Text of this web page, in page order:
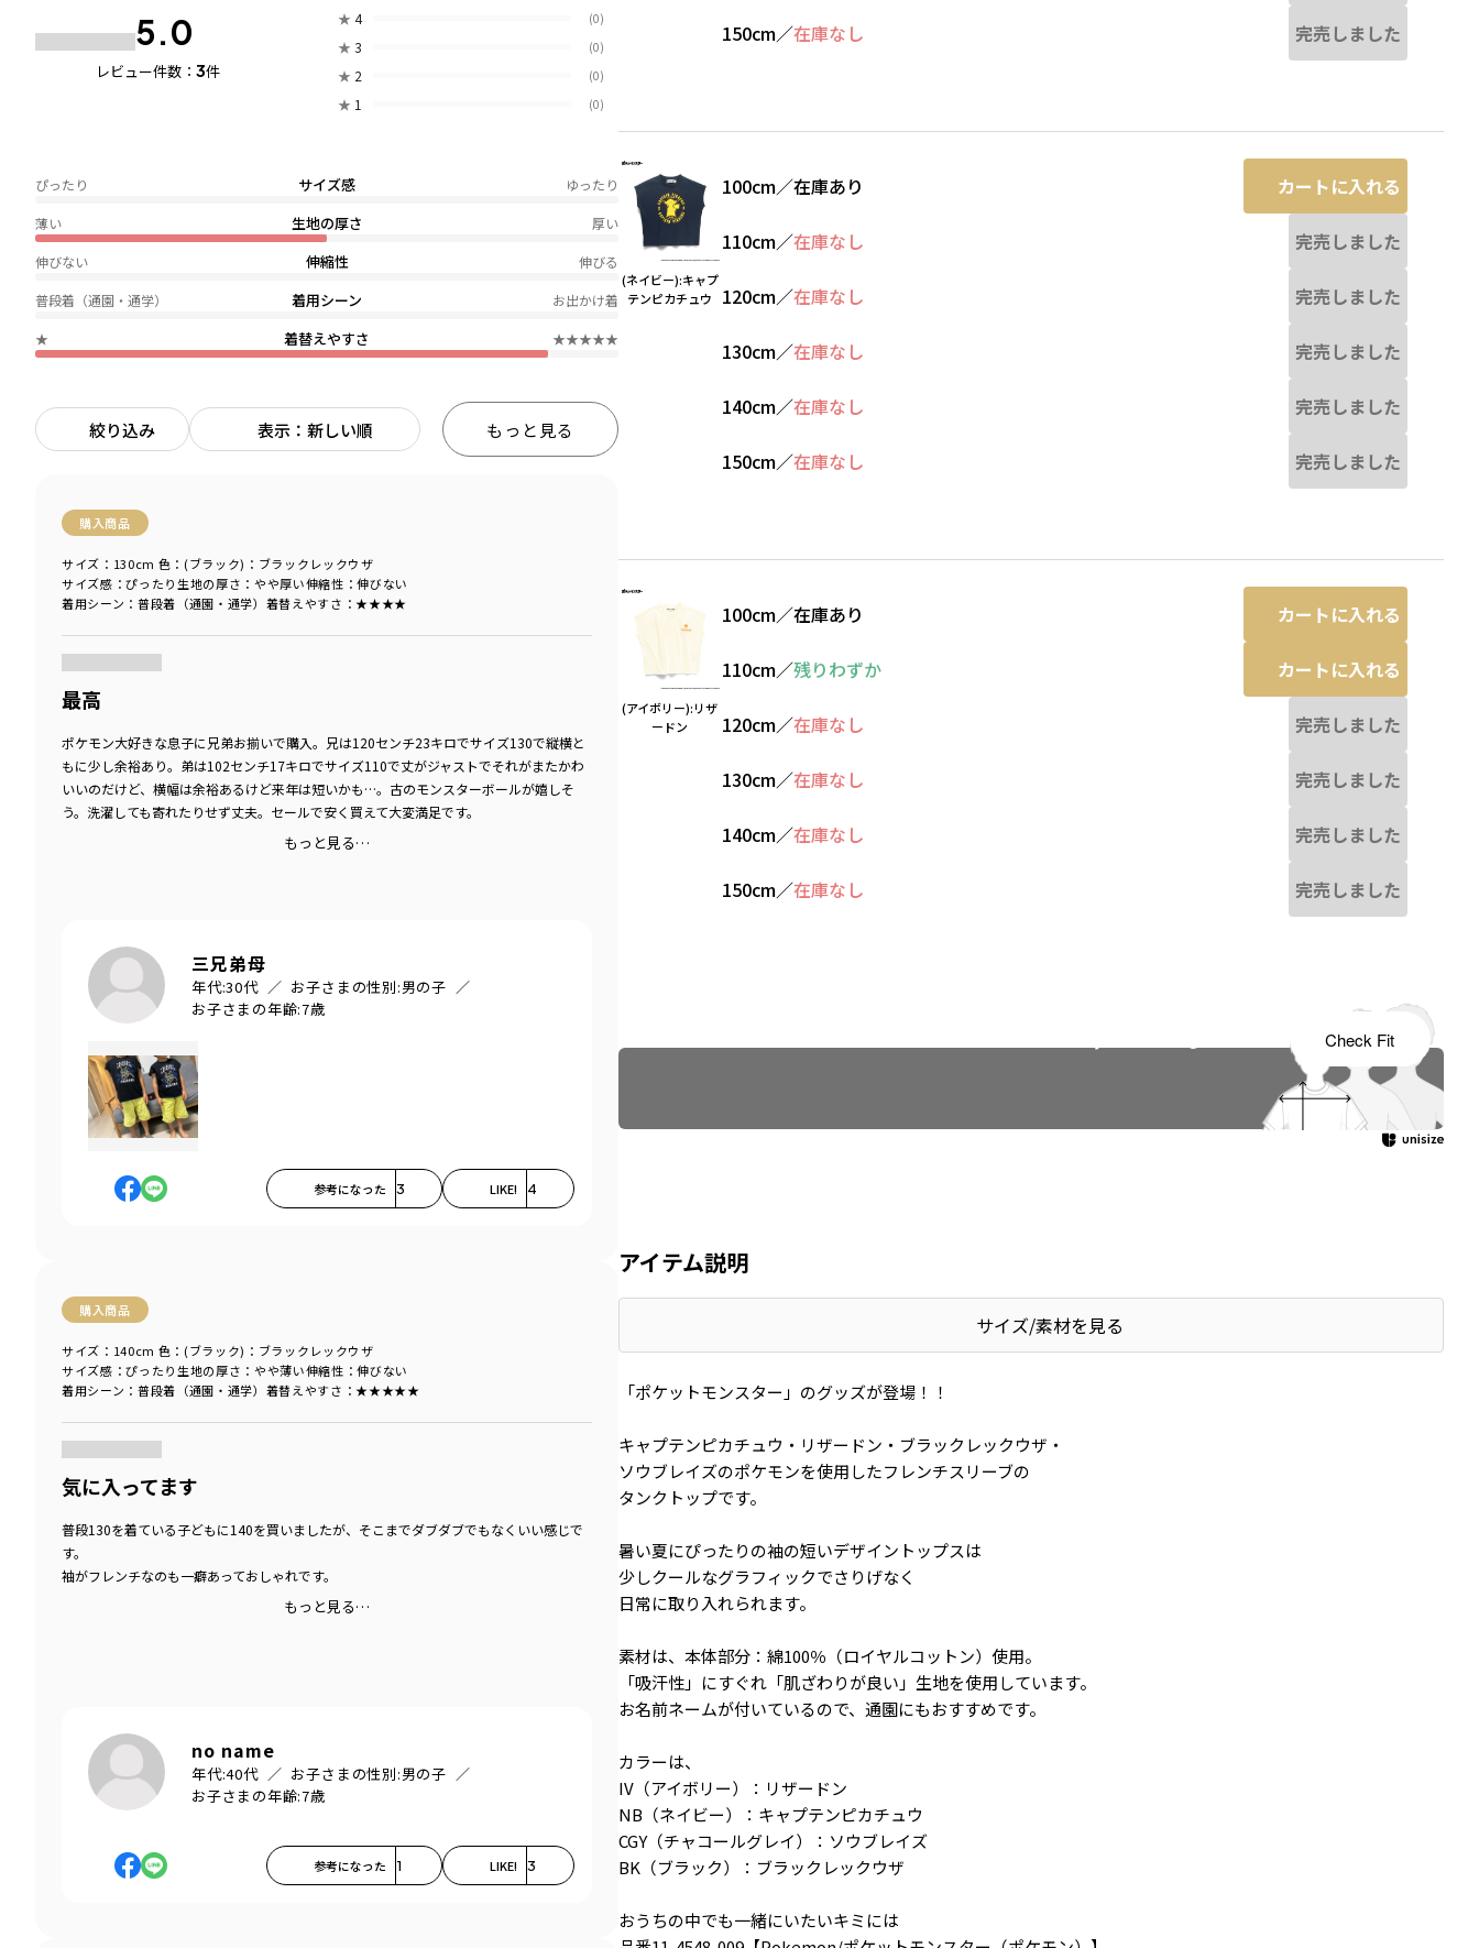
5.0
レビュー件数： 3件
★ 4 (0)
★ 3 (0)
★ 2 (0)
★ 1 (0)
サイズ感
ぴったり ゆったり
生地の厚さ
薄い 厚い
伸縮性
伸びない 伸びる
着用シーン
普段着（通園・通学） お出かけ着
着替えやすさ
★ ★★★★★
絞り込み 表示：新しい順 もっと見る
購入商品
サイズ感 ：ぴったり 生地の厚さ ：やや厚い伸縮性 ：伸びない
着用シーン ：普段着（通園・通学） 着替えやすさ ：★★★★
サイズ：130cm 色：(ブラック)：ブラックレックウザ
最高
ポケモン大好きな息子に兄弟お揃いで購入。兄は120センチ23キロでサイズ130で縦横と
もに少し余裕あり。弟は102センチ17キロでサイズ110で丈がジャストでそれがまたかわ
いいのだけど、横幅は余裕あるけど来年は短いかも…。古のモンスターボールが嬉しそ
う。洗濯しても寄れたりせず丈夫。セールで安く買えて大変満足です。
もっと見る…
三兄弟母
年代:30代 お子さまの性別:男の子
お子さまの年齢:7歳
参考になった 3 LIKE! 4
購入商品
サイズ感 ：ぴったり 生地の厚さ ：やや薄い伸縮性 ：伸びない
着用シーン ：普段着（通園・通学） 着替えやすさ ：★★★★★
サイズ：140cm 色：(ブラック)：ブラックレックウザ
気に入ってます
普段130を着ている子どもに140を買いましたが、そこまでダブダブでもなくいい感じで
す。
袖がフレンチなのも一癖あっておしゃれです。
もっと見る…
no name
年代:40代 お子さまの性別:男の子
お子さまの年齢:7歳
参考になった 1 LIKE! 3
150cm／在庫なし 完売しました
(ネイビー):キャプ
テンピカチュウ
100cm／在庫あり カートに入れる
110cm／在庫なし 完売しました
120cm／在庫なし 完売しました
130cm／在庫なし 完売しました
140cm／在庫なし 完売しました
150cm／在庫なし 完売しました
(アイボリー):リザ
ードン
100cm／在庫あり カートに入れる
110cm／残りわずか カートに入れる
120cm／在庫なし 完売しました
130cm／在庫なし 完売しました
140cm／在庫なし 完売しました
150cm／在庫なし 完売しました
アイテム説明
サイズ/素材を見る
「ポケットモンスター」のグッズが登場！！
キャプテンピカチュウ・リザードン・ブラックレックウザ・
ソウブレイズのポケモンを使用したフレンチスリーブの
タンクトップです。
暑い夏にぴったりの袖の短いデザイントップスは
少しクールなグラフィックでさりげなく
日常に取り入れられます。
素材は、本体部分：綿100％（ロイヤルコットン）使用。
「吸汗性」にすぐれ「肌ざわりが良い」生地を使用しています。
お名前ネームが付いているので、通園にもおすすめです。
カラーは、
IV（アイボリー）：リザードン
NB（ネイビー）：キャプテンピカチュウ
CGY（チャコールグレイ）：ソウブレイズ
BK（ブラック）：ブラックレックウザ
おうちの中でも一緒にいたいキミには
Check Fit